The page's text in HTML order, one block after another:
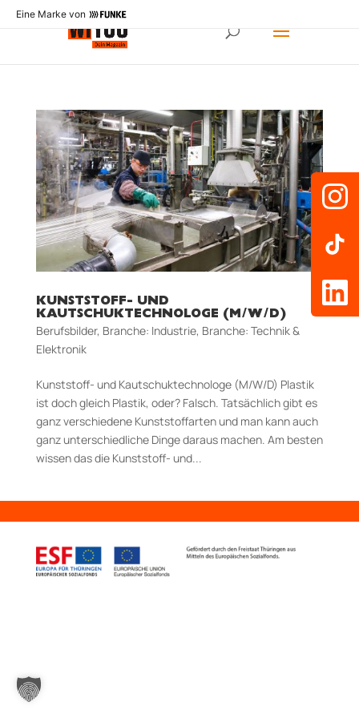
Eine Marke von
KUNSTSTOFF- UND
KAUTSCHUKTECHNOLOGE (M/W/D)
Berufsbilder, Branche: Industrie, Branche: Technik &
Elektronik
Kunststoff- und Kautschuk­technologe (M/W/D) Plastik
ist doch gleich Plastik, oder? Falsch. Tatsächlich gibt es
ganz verschiedene Kunststoffarten und man kann auch
ganz unterschiedliche Dinge daraus machen. Am besten
wissen das die Kunststoff- und...